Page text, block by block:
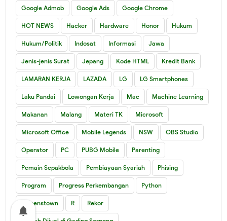
Google Admob Google Ads Google Chrome
HOT NEWS Hacker Hardware Honor Hukum
Hukum/Politik Indosat Informasi Jawa
Jenis-jenis Surat Jepang Kode HTML Kredit Bank
LAMARAN KERJA LAZADA LG LG Smartphones
Laku Pandai Lowongan Kerja Mac Machine Learning
Makanan Malang Materi TK Microsoft
Microsoft Office Mobile Legends NSW OBS Studio
Operator PC PUBG Mobile Parenting
Pemain Sepakbola Pembiayaan Syariah Phising
Program Progress Perkembangan Python
Queenstown R Rekor
notifications